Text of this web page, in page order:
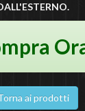
ai prodotti